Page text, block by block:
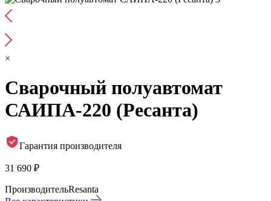
×
Сварочный полуавтомат
САИПА-220 (Ресанта)
Гарантия производителя
31 690 ₽
ПроизводительResanta